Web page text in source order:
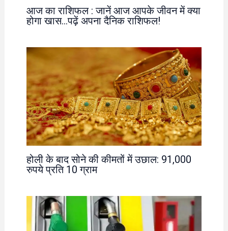
आज का राशिफल : जानें आज आपके जीवन में क्या
होगा खास…पढ़ें अपना दैनिक राशिफल!
होली के बाद सोने की कीमतों में उछाल: 91,000
रुपये प्रति 10 ग्राम